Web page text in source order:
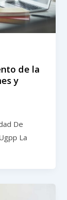
de la
y
De
La